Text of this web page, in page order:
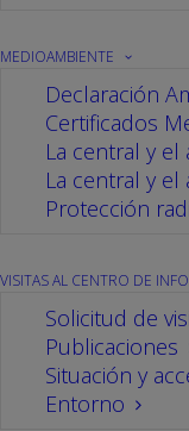
MEDIOAMBIENTE
Declaración
Certificados
La central y el
La central y el
Protección
VISITAS AL CENTRO DE
Solicitud de
Publicaciones
Situación y
Entorno
BOP el anuncio
la Delegación
Valenciana por
pública el